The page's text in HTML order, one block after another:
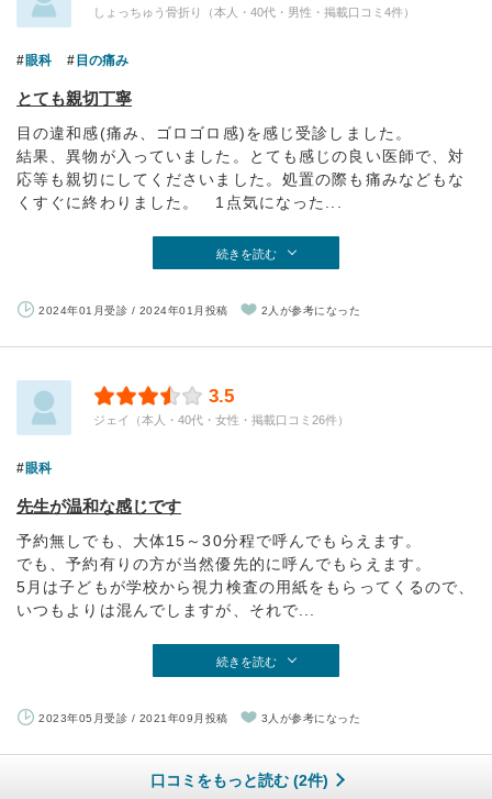
しょっちゅう骨折り（本人・40代・男性・掲載口コミ4件）
眼科 目の痛み
とても親切丁寧
目の違和感(痛み、ゴロゴロ感)を感じ受診しました。
結果、異物が入っていました。とても感じの良い医師で、対
応等も親切にしてくださいました。処置の際も痛みなどもな
くすぐに終わりました。 1点気になった...
続きを読む
2024年01月受診 / 2024年01月投稿 2人が参考になった
3.5
ジェイ（本人・40代・女性・掲載口コミ26件）
眼科
先生が温和な感じです
予約無しでも、大体15～30分程で呼んでもらえます。
でも、予約有りの方が当然優先的に呼んでもらえます。
5月は子どもが学校から視力検査の用紙をもらってくるので、
いつもよりは混んでしますが、それで...
続きを読む
2023年05月受診 / 2021年09月投稿 3人が参考になった
口コミをもっと読む (2件)